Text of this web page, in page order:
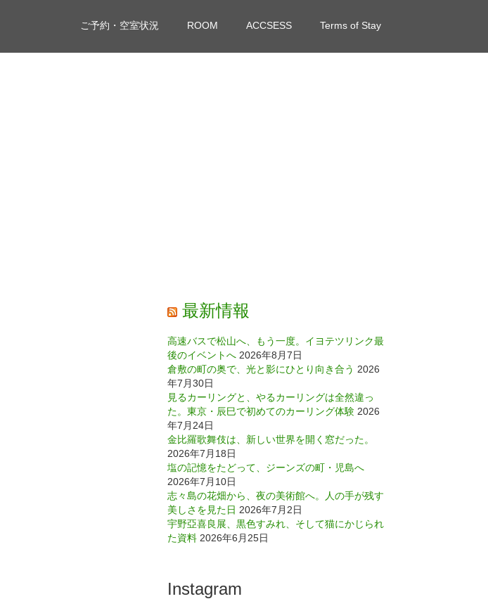
ご予約・空室状況 ROOM ACCSESS Terms of Stay
最新情報
高速バスで松山へ、もう一度。イヨテツリンク最
後のイベントへ 2026年8月7日
倉敷の町の奥で、光と影にひとり向き合う 2026
年7月30日
見るカーリングと、やるカーリングは全然違っ
た。東京・辰巳で初めてのカーリング体験 2026
年7月24日
金比羅歌舞伎は、新しい世界を開く窓だった。
2026年7月18日
塩の記憶をたどって、ジーンズの町・児島へ
2026年7月10日
志々島の花畑から、夜の美術館へ。人の手が残す
美しさを見た日 2026年7月2日
宇野亞喜良展、黒色すみれ、そして猫にかじられ
た資料 2026年6月25日
Instagram